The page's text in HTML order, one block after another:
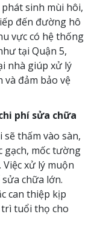
sinh mùi hôi,
đến đường hô
vực có hệ thống
tại Quận 5,
nhà giúp xử lý
và đảm bảo vệ
phí sửa chữa
thấm vào sàn,
gạch, mốc tường
xử lý muộn
chữa lớn.
can thiệp kịp
tuổi thọ cho